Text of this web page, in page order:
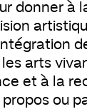
donner à
arts
et à la
propos ou